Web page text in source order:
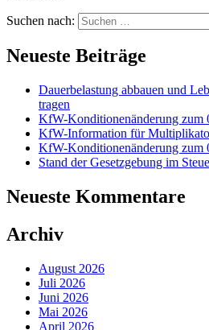
Suchen nach:
Neueste Beiträge
Dauerbelastung abbauen und
tragen
KfW-Konditionenänderung zum
KfW-Information für
KfW-Konditionenänderung zum
Stand der Gesetzgebung im
Neueste Kommentare
Archiv
August 2026
Juli 2026
Juni 2026
Mai 2026
April 2026